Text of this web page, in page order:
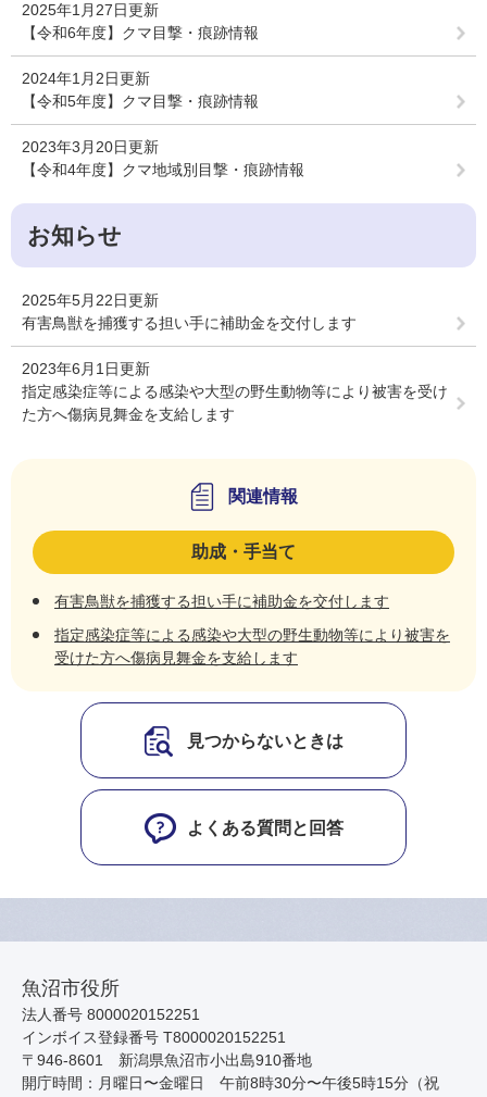
2025年1月27日更新
【令和6年度】クマ目撃・痕跡情報
2024年1月2日更新
【令和5年度】クマ目撃・痕跡情報
2023年3月20日更新
【令和4年度】クマ地域別目撃・痕跡情報
お知らせ
2025年5月22日更新
有害鳥獣を捕獲する担い手に補助金を交付します
2023年6月1日更新
指定感染症等による感染や大型の野生動物等により被害を受け
た方へ傷病見舞金を支給します
関連情報
助成・手当て
有害鳥獣を捕獲する担い手に補助金を交付します
指定感染症等による感染や大型の野生動物等により被害を
受けた方へ傷病見舞金を支給します
見つからないときは
よくある質問と回答
魚沼市役所
法人番号 8000020152251
インボイス登録番号 T8000020152251
〒946-8601 新潟県魚沼市小出島910番地
開庁時間：月曜日〜金曜日 午前8時30分〜午後5時15分（祝